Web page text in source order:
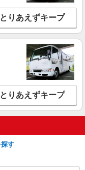
日払い有/週払い有/交
)＞
詳細を見る
中！サ高住のサポー
日払い有/週払い有/交
)＞
とりあえずキープ
とりあえずキープ
す